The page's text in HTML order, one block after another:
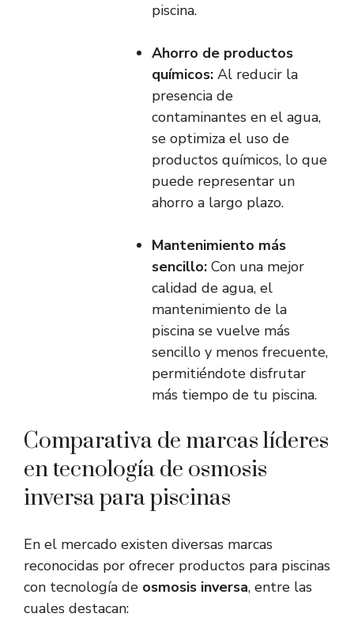
piscina.
Ahorro de productos
químicos: Al reducir la
presencia de
contaminantes en el agua,
se optimiza el uso de
productos químicos, lo que
puede representar un
ahorro a largo plazo.
Mantenimiento más
sencillo: Con una mejor
calidad de agua, el
mantenimiento de la
piscina se vuelve más
sencillo y menos frecuente,
permitiéndote disfrutar
más tiempo de tu piscina.
Comparativa de marcas líderes
en tecnología de osmosis
inversa para piscinas
En el mercado existen diversas marcas
reconocidas por ofrecer productos para piscinas
con tecnología de osmosis inversa, entre las
cuales destacan: